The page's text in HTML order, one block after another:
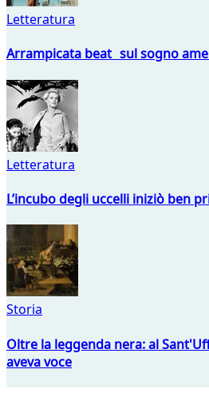
Letteratura
Arrampicata beat sul sogno
Letteratura
L’incubo degli uccelli iniziò ben
Storia
Oltre la leggenda nera: al
aveva voce